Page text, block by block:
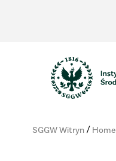
Środowiska
SGGW Witryn/ Home